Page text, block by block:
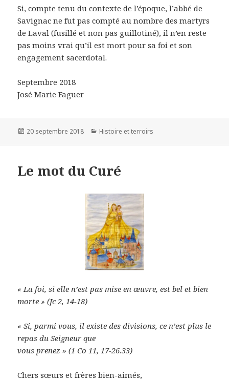
Si, compte tenu du contexte de l’époque, l’abbé de
Savignac ne fut pas compté au nombre des martyrs
de Laval (fusillé et non pas guillotiné), il n’en reste
pas moins vrai qu’il est mort pour sa foi et son
engagement sacerdotal.
Septembre 2018
José Marie Faguer
Publié
20 septembre 2018 Catégories
Histoire et terroirs
Le mot du Curé
« La foi, si elle n’est pas mise en œuvre, est bel et bien
morte » (Jc 2, 14-18)
« Si, parmi vous, il existe des divisions, ce n’est plus le
repas du Seigneur que
vous prenez » (1 Co 11, 17-26.33)
Chers sœurs et frères bien-aimés,